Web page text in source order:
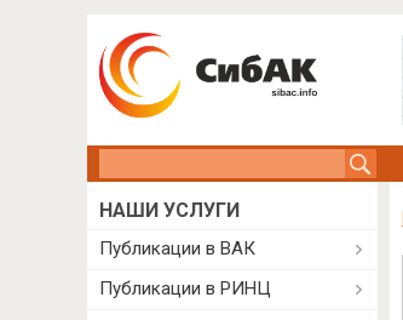
НАШИ УСЛУГИ
Публикации в ВАК
Публикации в РИНЦ